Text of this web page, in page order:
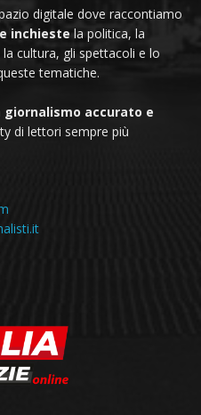
digitale dove raccontiamo
inchieste la politica, la
cultura, gli spettacoli e lo
tematiche.
giornalismo accurato e
di lettori sempre più